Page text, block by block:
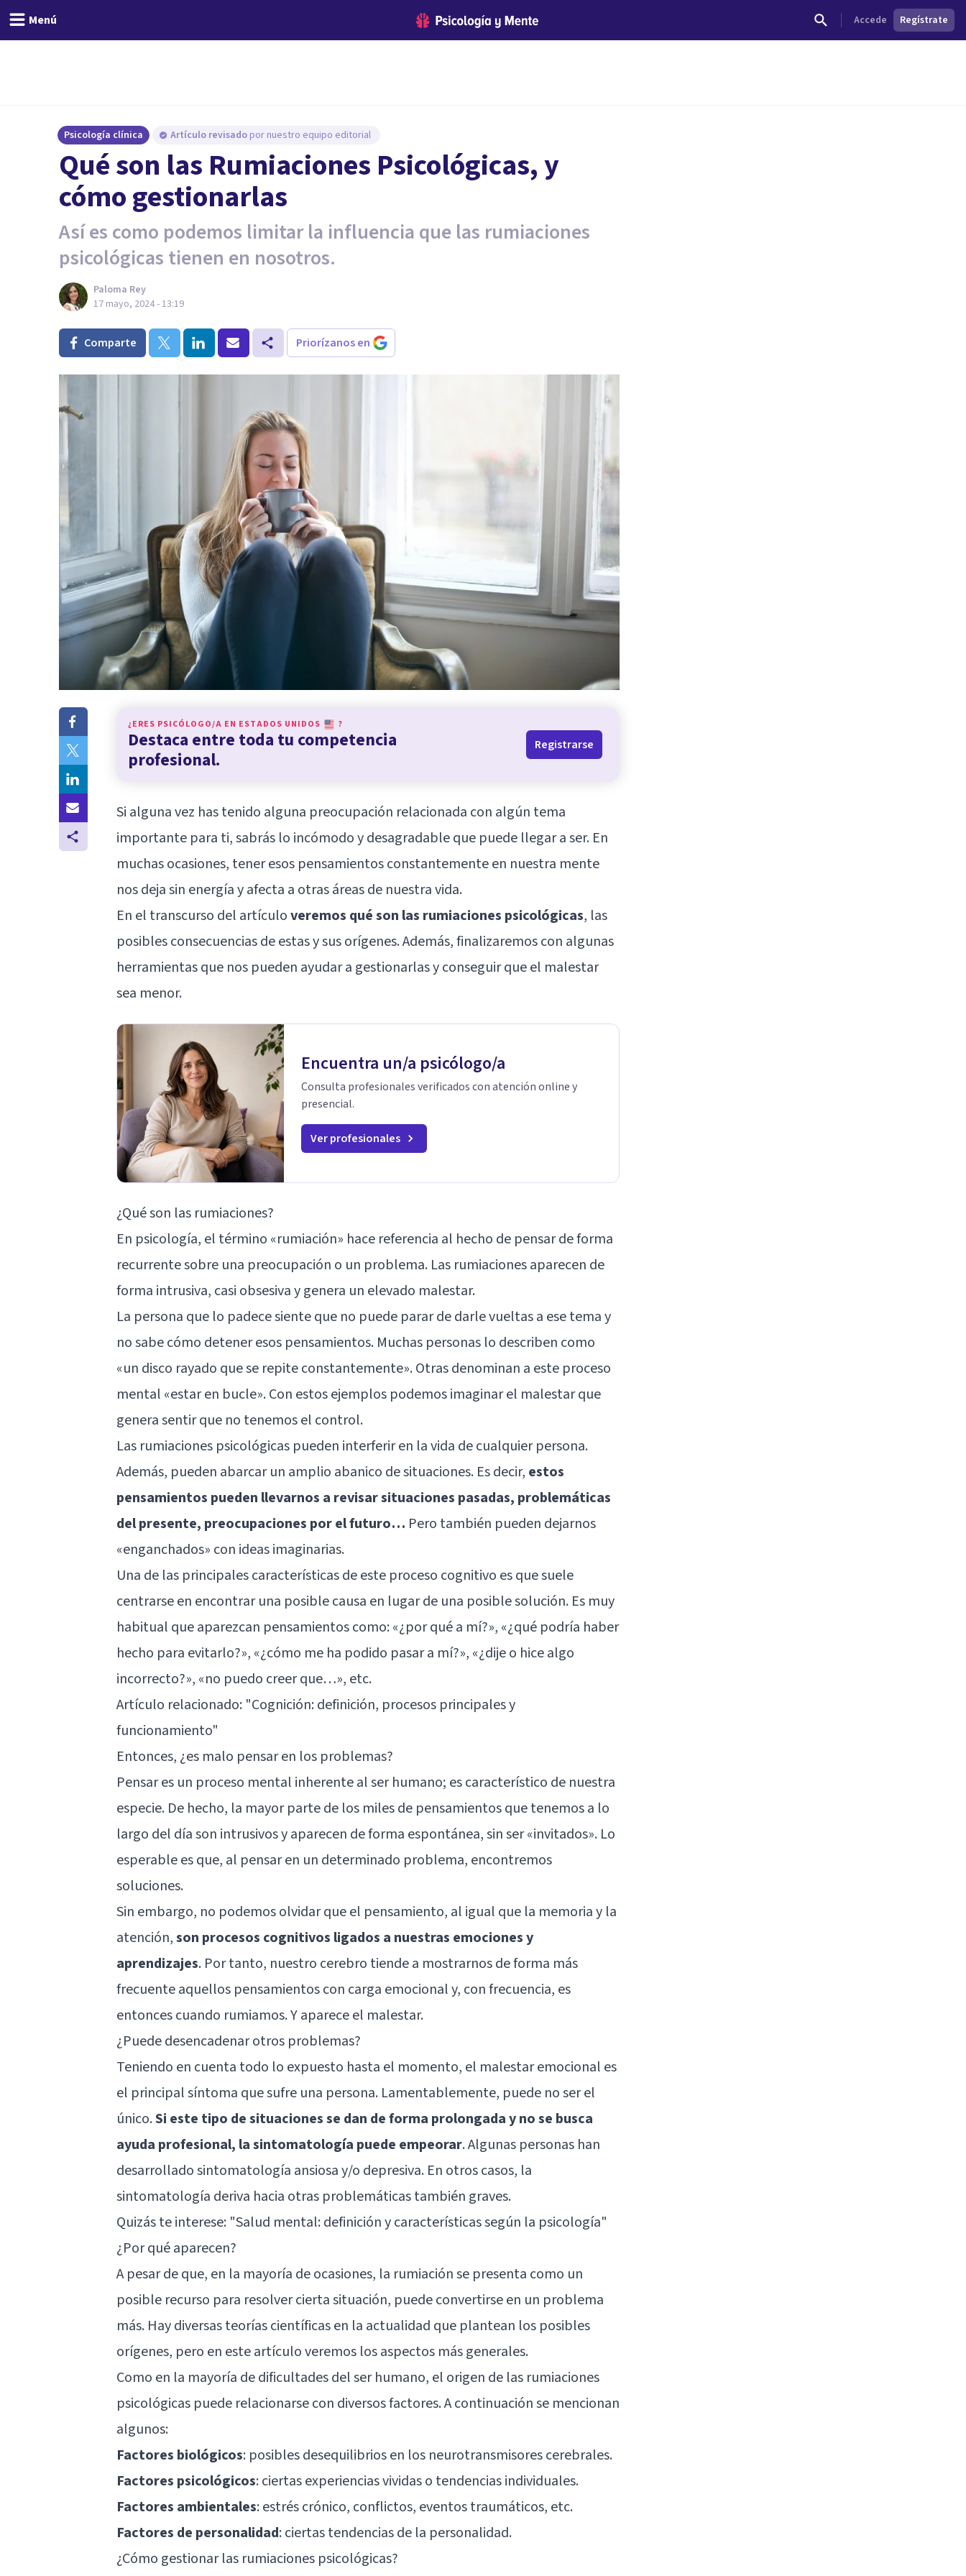
Menú Accede Regístrate
Psicología clínica Artículo revisado por nuestro equipo editorial
Qué son las Rumiaciones Psicológicas, y
cómo gestionarlas
Así es como podemos limitar la influencia que las rumiaciones
psicológicas tienen en nosotros.
Paloma Rey
17 mayo, 2024 - 13:19
Comparte Priorízanos en
¿ERES PSICÓLOGO/A EN ESTADOS UNIDOS ?
Destaca entre toda tu competencia
profesional.
Registrarse
Si alguna vez has tenido alguna preocupación relacionada con algún tema
importante para ti, sabrás lo incómodo y desagradable que puede llegar a ser. En
muchas ocasiones, tener esos pensamientos constantemente en nuestra mente
nos deja sin energía y afecta a otras áreas de nuestra vida.
En el transcurso del artículoveremos qué son las rumiaciones psicológicas, las
posibles consecuencias de estas y sus orígenes. Además, finalizaremos con algunas
herramientas que nos pueden ayudar a gestionarlas y conseguir que el malestar
sea menor.
Encuentra un/a psicólogo/a
Consulta profesionales verificados con atención online y
presencial.
Ver profesionales
¿Qué son las rumiaciones?
En psicología, el término «rumiación» hace referencia al hecho de pensar de forma
recurrente sobre una preocupación o un problema. Las rumiaciones aparecen de
forma intrusiva, casi obsesiva y genera un elevado malestar.
La persona que lo padece siente que no puede parar de darle vueltas a ese tema y
no sabe cómo detener esos pensamientos. Muchas personas lo describen como
«un disco rayado que se repite constantemente». Otras denominan a este proceso
mental «estar en bucle». Con estos ejemplos podemos imaginar el malestar que
genera sentir que no tenemos el control.
Las rumiaciones psicológicas pueden interferir en la vida de cualquier persona.
Además, pueden abarcar un amplio abanico de situaciones. Es decir, estos
pensamientos pueden llevarnos a revisar situaciones pasadas, problemáticas
del presente, preocupaciones por el futuro… Pero también pueden dejarnos
«enganchados» con ideas imaginarias.
Una de las principales características de este proceso cognitivo es que suele
centrarse en encontrar una posible causa en lugar de una posible solución. Es muy
habitual que aparezcan pensamientos como: «¿por qué a mí?», «¿qué podría haber
hecho para evitarlo?», «¿cómo me ha podido pasar a mí?», «¿dije o hice algo
incorrecto?», «no puedo creer que…», etc.
Artículo relacionado: "Cognición: definición, procesos principales y
funcionamiento"
Entonces, ¿es malo pensar en los problemas?
Pensar es un proceso mental inherente al ser humano; es característico de nuestra
especie. De hecho, la mayor parte de los miles de pensamientos que tenemos a lo
largo del día son intrusivos y aparecen de forma espontánea, sin ser «invitados». Lo
esperable es que, al pensar en un determinado problema, encontremos
soluciones.
Sin embargo, no podemos olvidar que el pensamiento, al igual que la memoria y la
atención,son procesos cognitivos ligados a nuestras emociones y
aprendizajes. Por tanto, nuestro cerebro tiende a mostrarnos de forma más
frecuente aquellos pensamientos con carga emocional y, con frecuencia, es
entonces cuando rumiamos. Y aparece el malestar.
¿Puede desencadenar otros problemas?
Teniendo en cuenta todo lo expuesto hasta el momento, el malestar emocional es
el principal síntoma que sufre una persona. Lamentablemente, puede no ser el
único.Si este tipo de situaciones se dan de forma prolongada y no se busca
ayuda profesional, la sintomatología puede empeorar. Algunas personas han
desarrollado sintomatología ansiosa y/o depresiva. En otros casos, la
sintomatología deriva hacia otras problemáticas también graves.
Quizás te interese: "Salud mental: definición y características según la psicología"
¿Por qué aparecen?
A pesar de que, en la mayoría de ocasiones, la rumiación se presenta como un
posible recurso para resolver cierta situación, puede convertirse en un problema
más. Hay diversas teorías científicas en la actualidad que plantean los posibles
orígenes, pero en este artículo veremos los aspectos más generales.
Como en la mayoría de dificultades del ser humano, el origen de las rumiaciones
psicológicas puede relacionarse con diversos factores. A continuación se mencionan
algunos:
Factores biológicos: posibles desequilibrios en los neurotransmisores cerebrales.
Factores psicológicos: ciertas experiencias vividas o tendencias individuales.
Factores ambientales: estrés crónico, conflictos, eventos traumáticos, etc.
Factores de personalidad: ciertas tendencias de la personalidad.
¿Cómo gestionar las rumiaciones psicológicas?